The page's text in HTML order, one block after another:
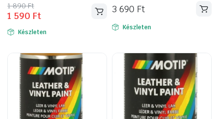
1 890Ft
Original
price
was:
890 Ft.
1 590 Ft
Current
price
is:
590 Ft.
Készleten
3 690 Ft
Készleten